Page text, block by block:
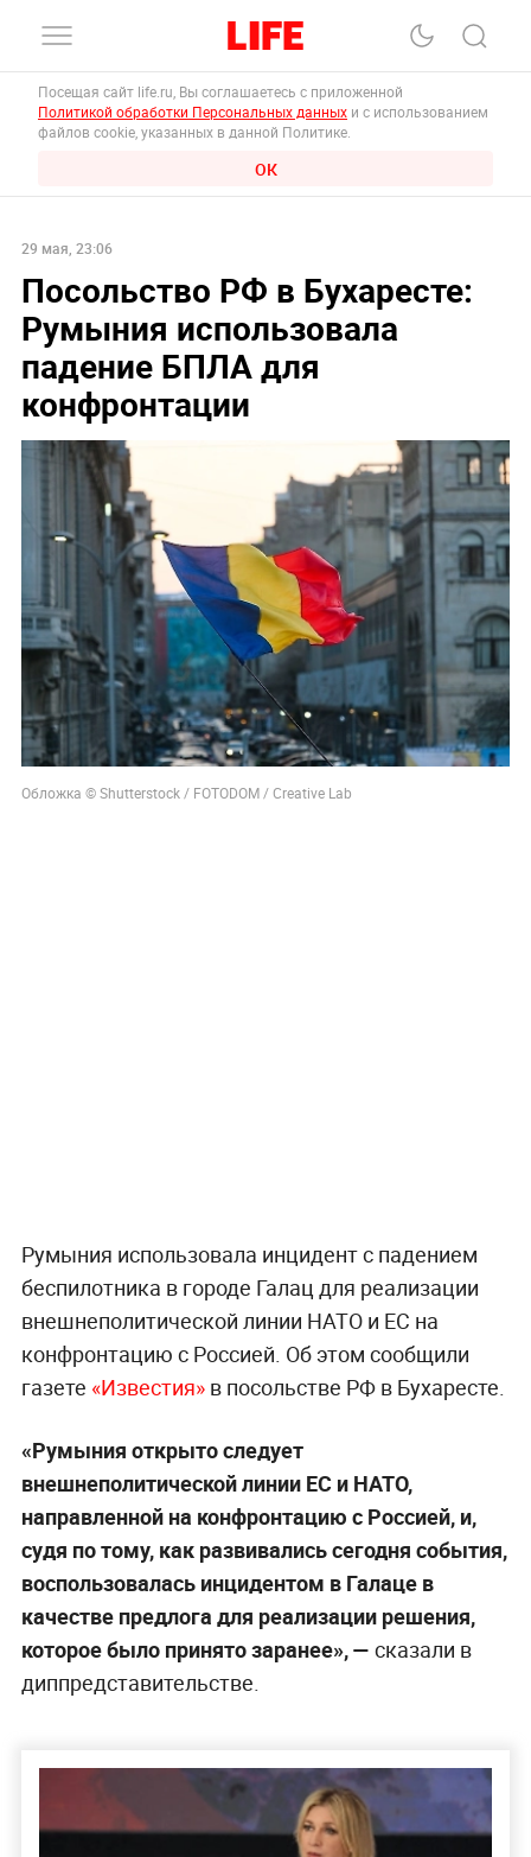
Посещая сайт life.ru, Вы соглашаетесь с приложенной
Политикой обработки Персональных данных и с использованием
файлов cookie, указанных в данной Политике.
ОК
29 мая, 23:06
Посольство РФ в Бухаресте:
Румыния использовала
падение БПЛА для
конфронтации
Обложка © Shutterstock / FOTODOM / Creative Lab
Румыния использовала инцидент с падением
беспилотника в городе Галац для реализации
внешнеполитической линии НАТО и ЕС на
конфронтацию с Россией. Об этом сообщили
газете «Известия» в посольстве РФ в Бухаресте.
«Румыния открыто следует
внешнеполитической линии ЕС и НАТО,
направленной на конфронтацию с Россией, и,
судя по тому, как развивались сегодня события,
воспользовалась инцидентом в Галаце в
качестве предлога для реализации решения,
которое было принято заранее», — сказали в
диппредставительстве.